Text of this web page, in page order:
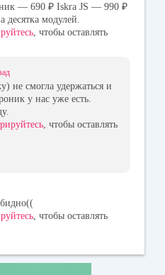
— 690 ₽ Iskra JS — 990 ₽
модулей.
, чтобы оставлять
не смогла удержаться и
у нас уже есть.
, чтобы оставлять
, чтобы оставлять